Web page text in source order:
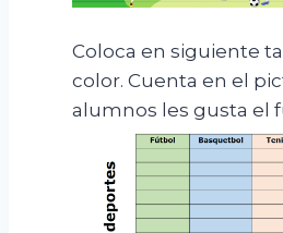
Coloca en siguiente
color. Cuenta en el
alumnos les gusta el